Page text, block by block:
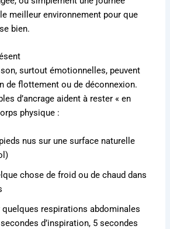
meilleur environnement pour que
bien.
surtout émotionnelles, peuvent
de flottement ou de déconnexion.
d’ancrage aident à rester « en
physique :
nus sur une surface naturelle
chose de froid ou de chaud dans
quelques respirations abdominales
d’inspiration, 5 secondes